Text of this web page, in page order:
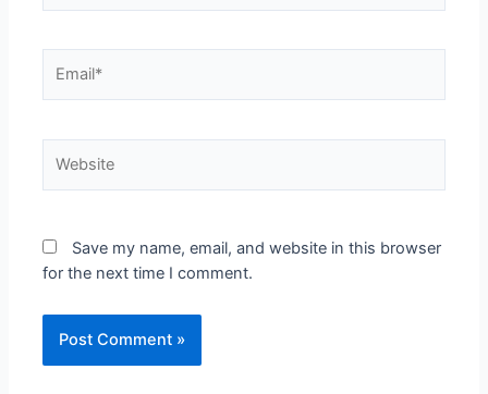
Save my name, email, and website in this browser
for the next time I comment.